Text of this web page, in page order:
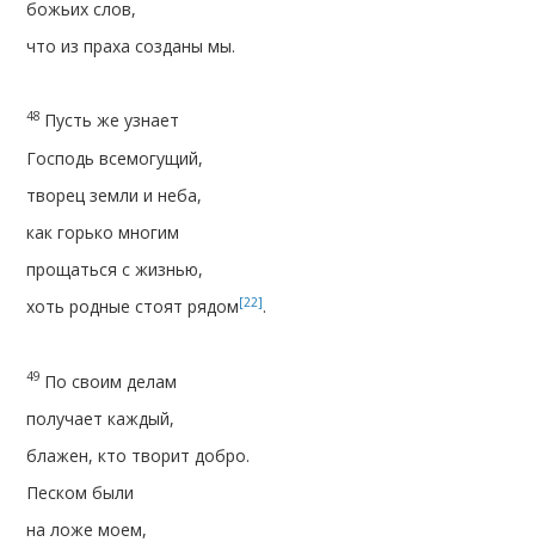
божьих слов,
что из праха созданы мы.
48 Пусть же узнает
Господь всемогущий,
творец земли и неба,
как горько многим
прощаться с жизнью,
хоть родные стоят рядом[22].
49 По своим делам
получает каждый,
блажен, кто творит добро.
Песком были
на ложе моем,